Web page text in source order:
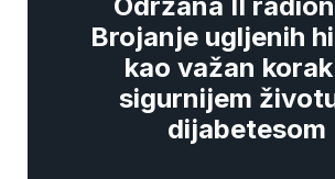
Brojanje ugljenih
kao važan
sigurnijem
dijabetesom